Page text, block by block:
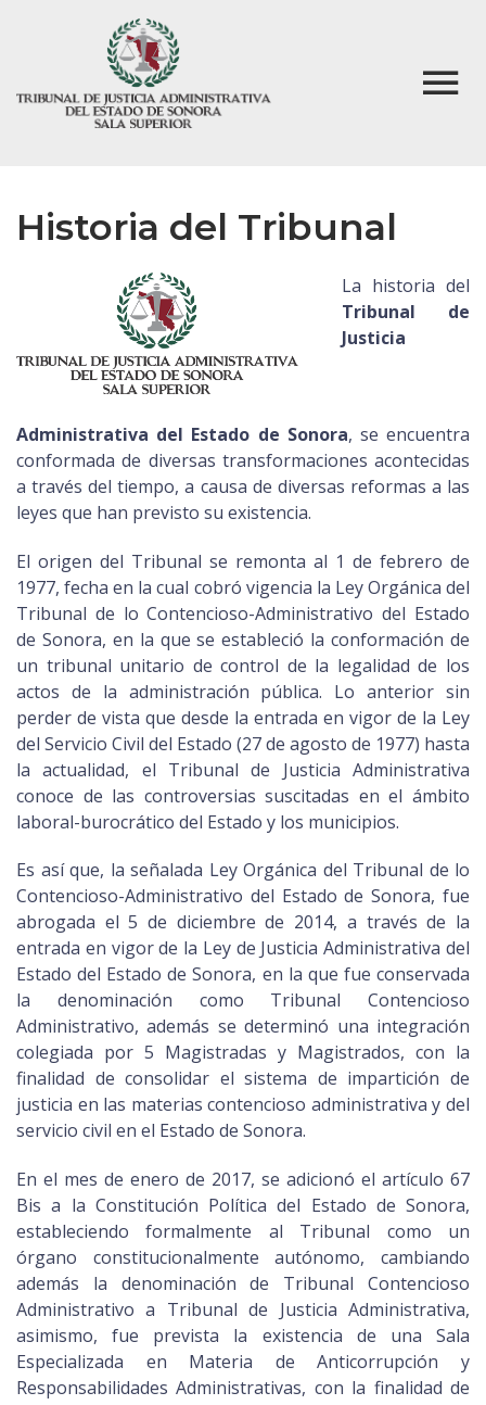
Historia del Tribunal
La historia del
Tribunal de
Justicia
Administrativa del Estado de Sonora, se encuentra
conformada de diversas transformaciones acontecidas
a través del tiempo, a causa de diversas reformas a las
leyes que han previsto su existencia.
El origen del Tribunal se remonta al 1 de febrero de
1977, fecha en la cual cobró vigencia la Ley Orgánica del
Tribunal de lo Contencioso-Administrativo del Estado
de Sonora, en la que se estableció la conformación de
un tribunal unitario de control de la legalidad de los
actos de la administración pública. Lo anterior sin
perder de vista que desde la entrada en vigor de la Ley
del Servicio Civil del Estado (27 de agosto de 1977) hasta
la actualidad, el Tribunal de Justicia Administrativa
conoce de las controversias suscitadas en el ámbito
laboral-burocrático del Estado y los municipios.
Es así que, la señalada Ley Orgánica del Tribunal de lo
Contencioso-Administrativo del Estado de Sonora, fue
abrogada el 5 de diciembre de 2014, a través de la
entrada en vigor de la Ley de Justicia Administrativa del
Estado del Estado de Sonora, en la que fue conservada
la denominación como Tribunal Contencioso
Administrativo, además se determinó una integración
colegiada por 5 Magistradas y Magistrados, con la
finalidad de consolidar el sistema de impartición de
justicia en las materias contencioso administrativa y del
servicio civil en el Estado de Sonora.
En el mes de enero de 2017, se adicionó el artículo 67
Bis a la Constitución Política del Estado de Sonora,
estableciendo formalmente al Tribunal como un
órgano constitucionalmente autónomo, cambiando
además la denominación de Tribunal Contencioso
Administrativo a Tribunal de Justicia Administrativa,
asimismo, fue prevista la existencia de una Sala
Especializada en Materia de Anticorrupción y
Responsabilidades Administrativas, con la finalidad de